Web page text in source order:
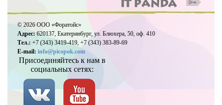
© 2026 ООО «Форатойс»
Адрес:620137, Екатеринбург, ул. Блюхера, 50, оф. 410
Тел.: +7 (343) 3419-419, +7 (343) 383-89-69
E-mail: info@picopok.com
Присоединяйтесь к нам в
социальных сетях: